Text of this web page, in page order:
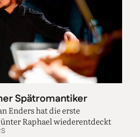
Spätromantiker
Enders hat die erste
Raphael wiederentdeckt